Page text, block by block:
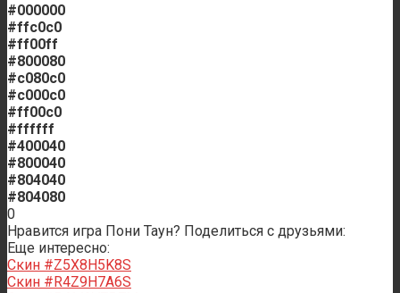
#000000
#ffc0c0
#ff00ff
#800080
#c080c0
#c000c0
#ff00c0
#ffffff
#400040
#800040
#804040
#804080
0
Нравится игра Пони Таун? Поделиться с друзьями:
Еще интересно:
Скин #Z5X8H5K8S
Скин #R4Z9H7A6S